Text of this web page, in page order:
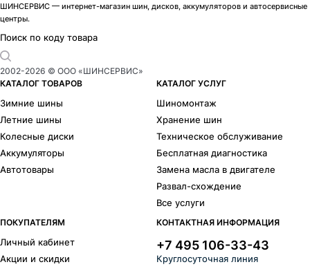
ШИНСЕРВИС — интернет-магазин шин, дисков, аккумуляторов и автосервисные
центры.
Поиск по коду товара
2002-2026 © ООО «ШИНСЕРВИС»
КАТАЛОГ ТОВАРОВ
Зимние шины
Летние шины
Колесные диски
Аккумуляторы
Автотовары
КАТАЛОГ УСЛУГ
Шиномонтаж
Хранение шин
Техническое обслуживание
Бесплатная диагностика
Замена масла в двигателе
Развал-схождение
Все услуги
ПОКУПАТЕЛЯМ
Личный кабинет
Акции и скидки
КОНТАКТНАЯ ИНФОРМАЦИЯ
+7 495 106-33-43
Круглосуточная линия